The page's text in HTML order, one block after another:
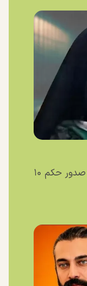
پرونده جنجالی «کلثوم اکبری» پس از صدور حکم ۱۰